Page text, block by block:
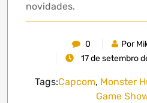
novidades.
0
Por
17 de setembro
Tags:Capcom, Monster
Game